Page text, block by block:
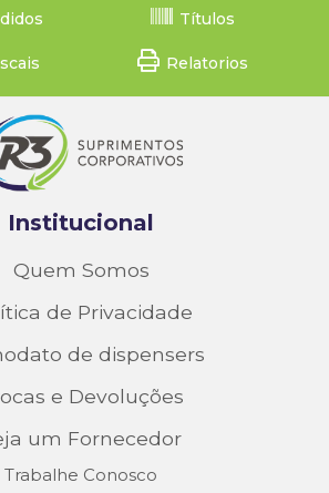
Títulos
Relatorios
Institucional
Quem Somos
de Privacidade
de dispensers
e Devoluções
um Fornecedor
Trabalhe Conosco